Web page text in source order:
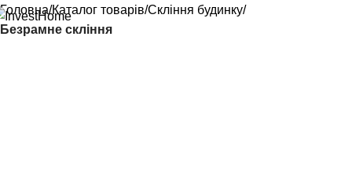
Головна Каталог товарів Скління будинку
Безрамне скління